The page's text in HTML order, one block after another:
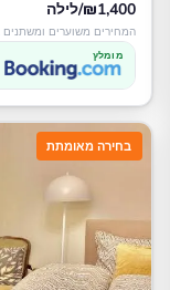
₪1,400/לילה
המחירים משוערים
מומלץ
בחירה מאומתת